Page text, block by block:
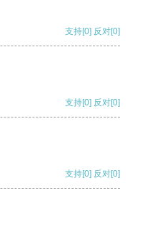
支持[0] 反对[0]
支持[0] 反对[0]
支持[0] 反对[0]